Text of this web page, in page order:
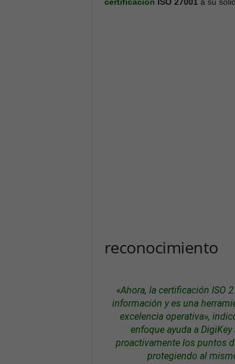
reconocimiento
«Ahora, la certificación ISO
información y es una
excelencia operativa»,
enfoque ayuda a
proactivamente los puntos
protegiendo al